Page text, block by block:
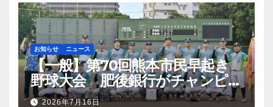
お知らせ ニュース
【一般】第70回熊本市民早起き
野球大会 肥後銀行がチャンピオ
ンシップ初優勝
2026年7月16日